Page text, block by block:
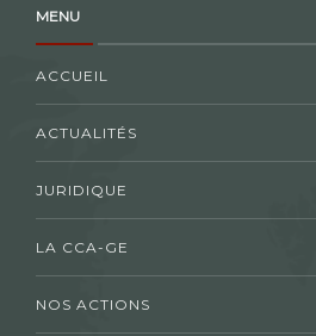
MENU
ACCUEIL
ACTUALITÉS
JURIDIQUE
LA CCA-GE
NOS ACTIONS